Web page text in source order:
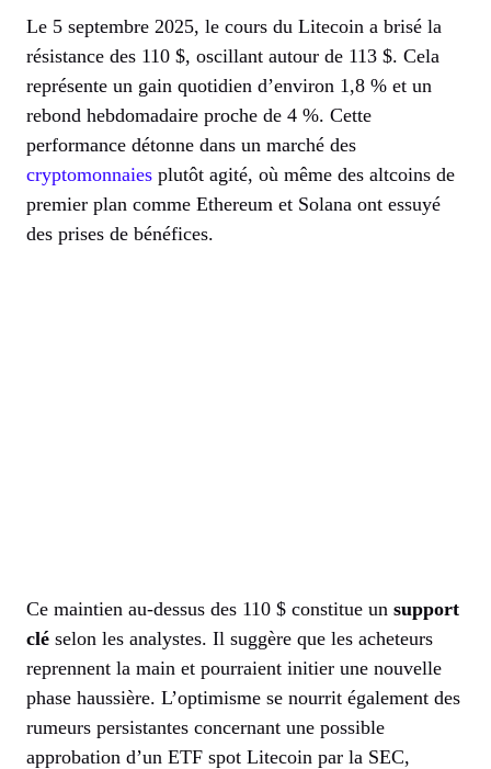
Le 5 septembre 2025, le cours du Litecoin a brisé la
résistance des 110 $, oscillant autour de 113 $. Cela
représente un gain quotidien d’environ 1,8 % et un
rebond hebdomadaire proche de 4 %. Cette
performance détonne dans un marché des
cryptomonnaies plutôt agité, où même des altcoins de
premier plan comme Ethereum et Solana ont essuyé
des prises de bénéfices.
Ce maintien au-dessus des 110 $ constitue un support
clé selon les analystes. Il suggère que les acheteurs
reprennent la main et pourraient initier une nouvelle
phase haussière. L’optimisme se nourrit également des
rumeurs persistantes concernant une possible
approbation d’un ETF spot Litecoin par la SEC,